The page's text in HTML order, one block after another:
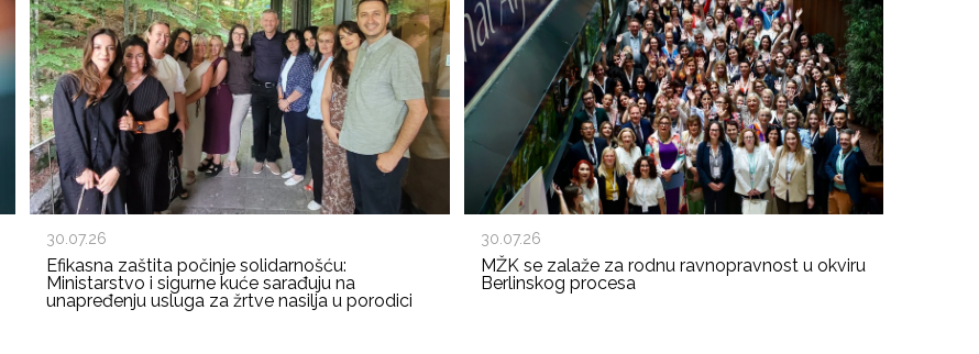
30.07.26
Efikasna zaštita počinje solidarnošću:
Ministarstvo i sigurne kuće sarađuju na
unapređenju usluga za žrtve nasilja u porodici
30.07.26
MŽK se zalaže za rodnu ravnopravnost u okviru
Berlinskog procesa